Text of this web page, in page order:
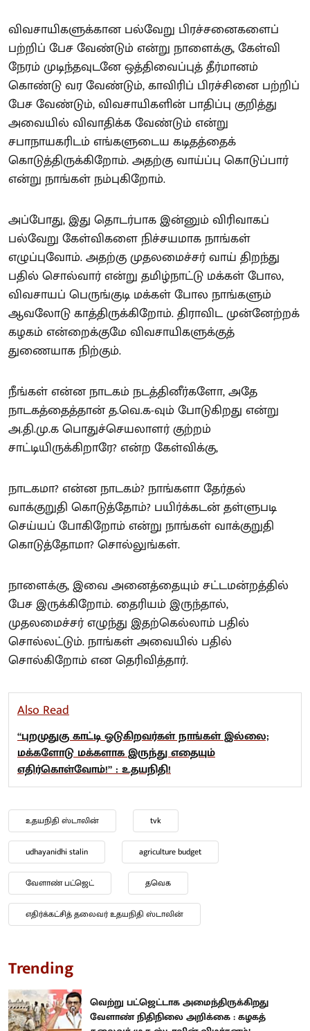
விவசாயிகளுக்கான பல்வேறு பிரச்சனைகளைப்
பற்றிப் பேச வேண்டும் என்று நாளைக்கு, கேள்வி
நேரம் முடிந்தவுடனே ஒத்திவைப்புத் தீர்மானம்
கொண்டு வர வேண்டும், காவிரிப் பிரச்சினை பற்றிப்
பேச வேண்டும், விவசாயிகளின் பாதிப்பு குறித்து
அவையில் விவாதிக்க வேண்டும் என்று
சபாநாயகரிடம் எங்களுடைய கடிதத்தைக்
கொடுத்திருக்கிறோம். அதற்கு வாய்ப்பு கொடுப்பார்
என்று நாங்கள் நம்புகிறோம்.
அப்போது, இது தொடர்பாக இன்னும் விரிவாகப்
பல்வேறு கேள்விகளை நிச்சயமாக நாங்கள்
எழுப்புவோம். அதற்கு முதலமைச்சர் வாய் திறந்து
பதில் சொல்வார் என்று தமிழ்நாட்டு மக்கள் போல,
விவசாயப் பெருங்குடி மக்கள் போல நாங்களும்
ஆவலோடு காத்திருக்கிறோம். திராவிட முன்னேற்றக்
கழகம் என்றைக்குமே விவசாயிகளுக்குத்
துணையாக நிற்கும்.
நீங்கள் என்ன நாடகம் நடத்தினீர்களோ, அதே
நாடகத்தைத்தான் த.வெ.க-வும் போடுகிறது என்று
அ.தி.மு.க பொதுச்செயலாளர் குற்றம்
சாட்டியிருக்கிறாரே? என்ற கேள்விக்கு,
நாடகமா? என்ன நாடகம்? நாங்களா தேர்தல்
வாக்குறுதி கொடுத்தோம்? பயிர்க்கடன் தள்ளுபடி
செய்யப் போகிறோம் என்று நாங்கள் வாக்குறுதி
கொடுத்தோமா? சொல்லுங்கள்.
நாளைக்கு, இவை அனைத்தையும் சட்டமன்றத்தில்
பேச இருக்கிறோம். தைரியம் இருந்தால்,
முதலமைச்சர் எழுந்து இதற்கெல்லாம் பதில்
சொல்லட்டும். நாங்கள் அவையில் பதில்
சொல்கிறோம் என தெரிவித்தார்.
Also Read
“புறமுதுகு காட்டி ஓடுகிறவர்கள் நாங்கள் இல்லை;
மக்களோடு மக்களாக இருந்து எதையும்
எதிர்கொள்வோம்!” : உதயநிதி!
உதயநிதி ஸ்டாலின் tvk
udhayanidhi stalin agriculture budget
வேளாண் பட்ஜெட் தவெக
எதிர்க்கட்சித் தலைவர் உதயநிதி ஸ்டாலின்
Trending
வெற்று பட்ஜெட்டாக அமைந்திருக்கிறது
வேளாண் நிதிநிலை அறிக்கை : கழகத்